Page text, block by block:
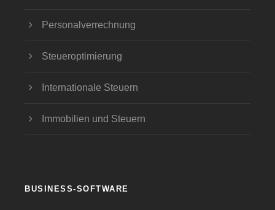
Personalverrechnung
Steueroptimierung
Internationale Steuern
Immobilien und Steuern
BUSINESS-SOFTWARE